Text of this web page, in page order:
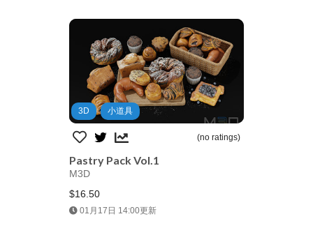
3D 小道具
(no ratings)
Pastry Pack Vol.1
M3D
$16.50
01月17日 14:00更新
Jump AssetStore